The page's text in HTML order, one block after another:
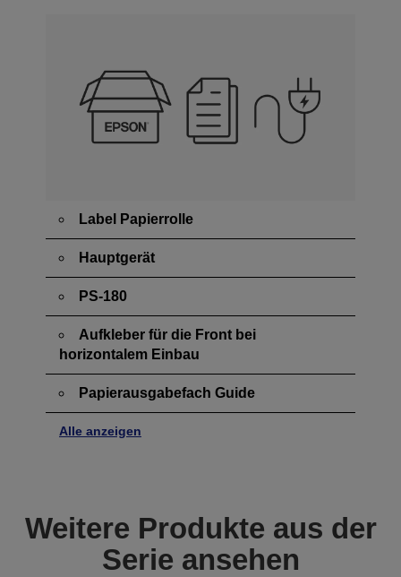
Label Papierrolle
Hauptgerät
PS-180
Aufkleber für die Front bei
horizontalem Einbau
Papierausgabefach Guide
Alle anzeigen
Weitere Produkte aus der
Serie ansehen